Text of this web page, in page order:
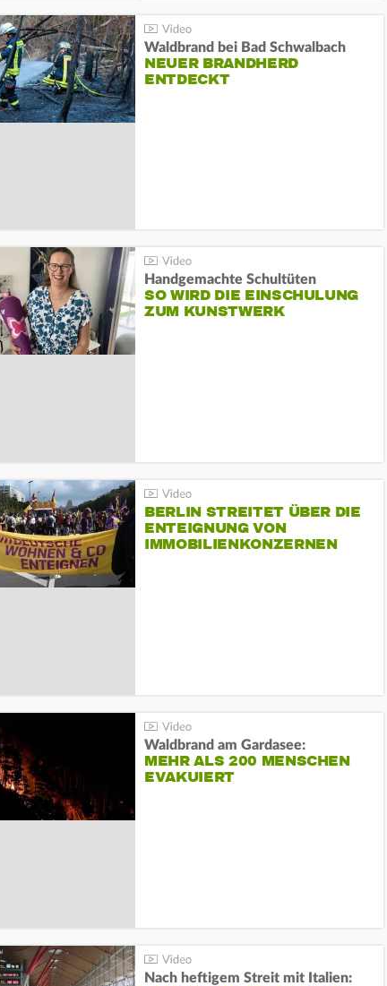
Waldbrand bei Bad Schwalbach
NEUER BRANDHERD
ENTDECKT
Handgemachte Schultüten
SO WIRD DIE EINSCHULUNG
ZUM KUNSTWERK
BERLIN STREITET ÜBER DIE
ENTEIGNUNG VON
IMMOBILIENKONZERNEN
Waldbrand am Gardasee:
MEHR ALS 200 MENSCHEN
EVAKUIERT
Nach heftigem Streit mit Italien: